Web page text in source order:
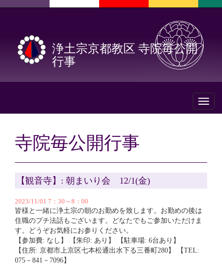
浄土宗京都教区 寺院毎公開
行事
Toggle
寺院毎公開行事
【観音寺】: 朝まいり会 12/1(金)
2023/11/01 7：30～8：00
皆様と一緒に浄土宗の朝のお勤めを致します。お勤めの後は
住職のプチ法話もございます。どなたでもご参加いただけま
す。どうぞお気軽にお参りください。
【参加費: なし】 【朱印: あり】 【駐車場: 6台あり】
【住所: 京都市上京区七本松通出水下る三番町280】 【TEL:
075－841－7096】